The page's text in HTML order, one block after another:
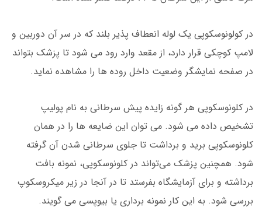
در کولونوسکوپی یک لوله انعطاف پذیر بلند که در سر آن دوربین و
لامپ کوچکی قرار دارد، از مقعد وارد رود می شود تا پزشک بتواند
در صفحه نمایشگر وضعیت داخل روده ها را مشاهده نماید.
در کلونوسکوپی هر گونه زایده پیش سرطانی به نام پولیپ
تشخیص داده می شود. می توان این ضایعه ها را در همان
کلونوسکوپی برید و برداشت تا جلوی سرطانی شدن آن گرفته
شود. همچنین پزشک می‌تواند در کلونوسکوپی، نمونه بافت
برداشته و برای آزمایشگاه بفرستد تا در آنجا در زیر میکروسکوپ
بررسی شود. به این کار نمونه برداری یا بیوپسی می گویند.